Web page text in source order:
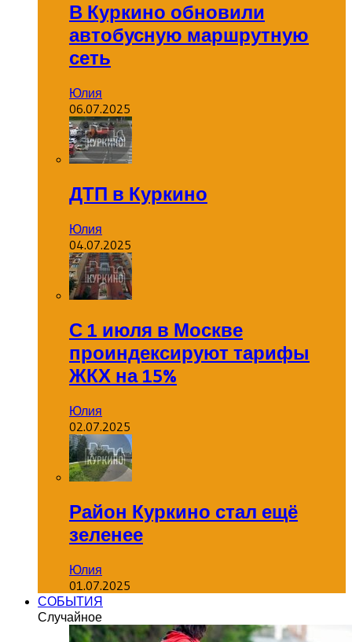
В Куркино обновили
автобусную маршрутную
сеть
Юлия
06.07.2025
ДТП в Куркино
Юлия
04.07.2025
С 1 июля в Москве
проиндексируют тарифы
ЖКХ на 15%
Юлия
02.07.2025
Район Куркино стал ещё
зеленее
Юлия
01.07.2025
СОБЫТИЯ
Случайное